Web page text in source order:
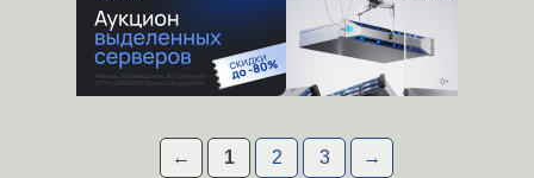
← 1 2 3 →